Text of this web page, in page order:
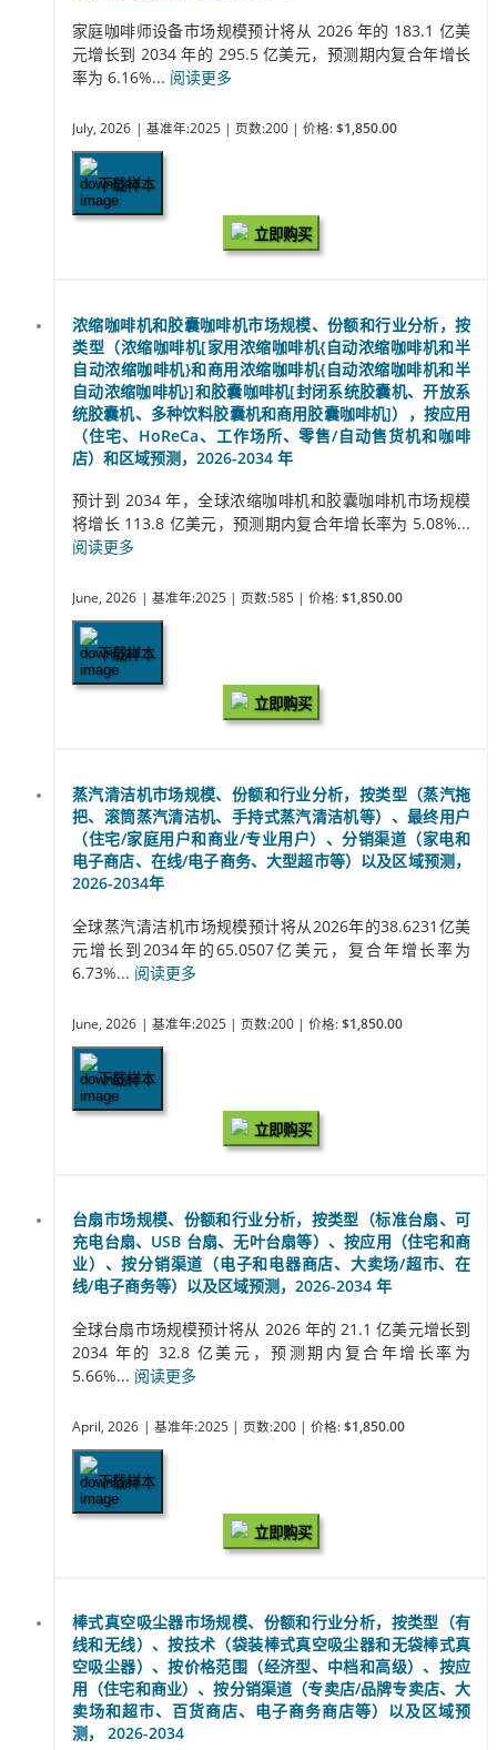
家庭咖啡师设备市场规模预计将从 2026 年的 183.1 亿美
元增长到 2034 年的 295.5 亿美元，预测期内复合年增长
率为 6.16%... 阅读更多
July, 2026 | 基准年:2025 | 页数:200 | 价格: $1,850.00
下载样本
立即购买
浓缩咖啡机和胶囊咖啡机市场规模、份额和行业分析，按
类型（浓缩咖啡机[家用浓缩咖啡机{自动浓缩咖啡机和半
自动浓缩咖啡机}和商用浓缩咖啡机{自动浓缩咖啡机和半
自动浓缩咖啡机}]和胶囊咖啡机[封闭系统胶囊机、开放系
统胶囊机、多种饮料胶囊机和商用胶囊咖啡机]），按应用
（住宅、HoReCa、工作场所、零售/自动售货机和咖啡
店）和区域预测，2026-2034 年
预计到 2034 年，全球浓缩咖啡机和胶囊咖啡机市场规模
将增长 113.8 亿美元，预测期内复合年增长率为 5.08%...
阅读更多
June, 2026 | 基准年:2025 | 页数:585 | 价格: $1,850.00
下载样本
立即购买
蒸汽清洁机市场规模、份额和行业分析，按类型（蒸汽拖
把、滚筒蒸汽清洁机、手持式蒸汽清洁机等）、最终用户
（住宅/家庭用户和商业/专业用户）、分销渠道（家电和
电子商店、在线/电子商务、大型超市等）以及区域预测，
2026-2034年
全球蒸汽清洁机市场规模预计将从2026年的38.6231亿美
元增长到2034年的65.0507亿美元，复合年增长率为
6.73%... 阅读更多
June, 2026 | 基准年:2025 | 页数:200 | 价格: $1,850.00
下载样本
立即购买
台扇市场规模、份额和行业分析，按类型（标准台扇、可
充电台扇、USB 台扇、无叶台扇等）、按应用（住宅和商
业）、按分销渠道（电子和电器商店、大卖场/超市、在
线/电子商务等）以及区域预测，2026-2034 年
全球台扇市场规模预计将从 2026 年的 21.1 亿美元增长到
2034 年的 32.8 亿美元，预测期内复合年增长率为
5.66%... 阅读更多
April, 2026 | 基准年:2025 | 页数:200 | 价格: $1,850.00
下载样本
立即购买
棒式真空吸尘器市场规模、份额和行业分析，按类型（有
线和无线）、按技术（袋装棒式真空吸尘器和无袋棒式真
空吸尘器）、按价格范围（经济型、中档和高级）、按应
用（住宅和商业）、按分销渠道（专卖店/品牌专卖店、大
卖场和超市、百货商店、电子商务商店等）以及区域预
测， 2026-2034